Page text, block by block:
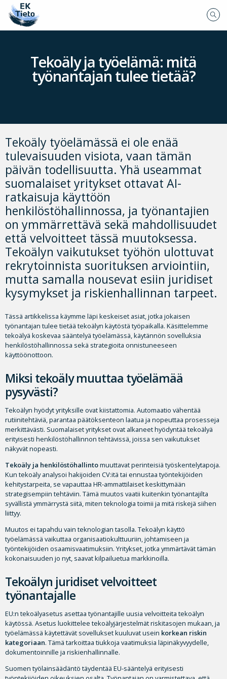
Tekoäly ja työelämä: mitä
työnantajan tulee tietää?
Tekoäly työelämässä ei ole enää
tulevaisuuden visiota, vaan tämän
päivän todellisuutta. Yhä useammat
suomalaiset yritykset ottavat AI-
ratkaisuja käyttöön
henkilöstöhallinnossa, ja työnantajien
on ymmärrettävä sekä mahdollisuudet
että velvoitteet tässä muutoksessa.
Tekoälyn vaikutukset työhön ulottuvat
rekrytoinnista suorituksen arviointiin,
mutta samalla nousevat esiin juridiset
kysymykset ja riskienhallinnan tarpeet.
Tässä artikkelissa käymme läpi keskeiset asiat, jotka jokaisen
työnantajan tulee tietää tekoälyn käytöstä työpaikalla. Käsittelemme
tekoälyä koskevaa sääntelyä työelämässä, käytännön sovelluksia
henkilöstöhallinnossa sekä strategioita onnistuneeseen
käyttöönottoon.
Miksi tekoäly muuttaa työelämää
pysyvästi?
Tekoälyn hyödyt yrityksille ovat kiistattomia. Automaatio vähentää
rutiinitehtäviä, parantaa päätöksenteon laatua ja nopeuttaa prosesseja
merkittävästi. Suomalaiset yritykset ovat alkaneet hyödyntää tekoälyä
erityisesti henkilöstöhallinnon tehtävissä, joissa sen vaikutukset
näkyvät nopeasti.
Tekoäly ja henkilöstöhallintomuuttavat perinteisiä työskentelytapoja.
Kun tekoäly analysoi hakijoiden CV:itä tai ennustaa työntekijöiden
kehitystarpeita, se vapauttaa HR-ammattilaiset keskittymään
strategisempiin tehtäviin. Tämä muutos vaatii kuitenkin työnantajilta
syvällistä ymmärrystä siitä, miten teknologia toimii ja mitä riskejä siihen
liittyy.
Muutos ei tapahdu vain teknologian tasolla. Tekoälyn käyttö
työelämässä vaikuttaa organisaatiokulttuuriin, johtamiseen ja
työntekijöiden osaamisvaatimuksiin. Yritykset, jotka ymmärtävät tämän
kokonaisuuden jo nyt, saavat kilpailuetua markkinoilla.
Tekoälyn juridiset velvoitteet
työnantajalle
EU:n tekoälyasetus asettaa työnantajille uusia velvoitteita tekoälyn
käytössä. Asetus luokittelee tekoälyjärjestelmät riskitasojen mukaan, ja
työelämässä käytettävät sovellukset kuuluvat usein korkean riskin
kategoriaan. Tämä tarkoittaa tiukkoja vaatimuksia läpinäkyvyydelle,
dokumentoinnille ja riskienhallinnalle.
Suomen työlainsäädäntö täydentää EU-sääntelyä erityisesti